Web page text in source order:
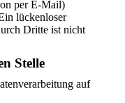
per E-Mail)
lückenloser
Dritte ist nicht
Stelle
auf